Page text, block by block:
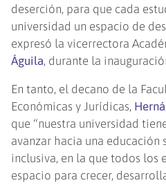
deserción, para que cada
universidad un espacio de
expresó la vicerrectora
Águila, durante la
En tanto, el decano de la
Económicas y Jurídicas,
que “nuestra universidad
avanzar hacia una educación
inclusiva, en la que todos los
espacio para crecer,